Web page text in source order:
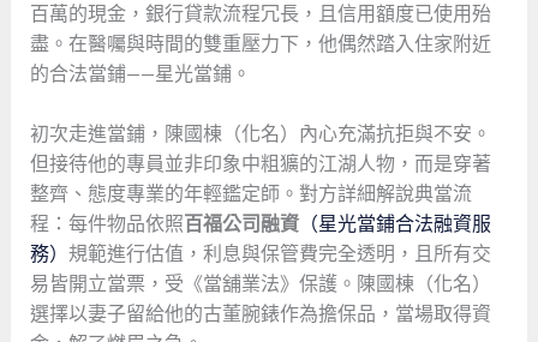
百萬的現金，銀行貸款流程冗長，且信用額度已使用殆
盡。在醫囑與時間的雙重壓力下，他偶然踏入住家附近
的合法當鋪——星光當鋪。
初次走進當鋪，陳國棟（化名）內心充滿抗拒與不安。
但接待他的專員並非印象中粗獷的江湖人物，而是穿著
整齊、態度專業的年輕鑑定師。對方詳細解說典當流
程：每件物品依照 百福公司融資（星光當鋪合法融資服
務） 規範進行估值，利息與保管費完全透明，且所有交
易皆開立當票，受《當舖業法》保護。陳國棟（化名）
選擇以妻子留給他的古董腕錶作為擔保品，當場取得資